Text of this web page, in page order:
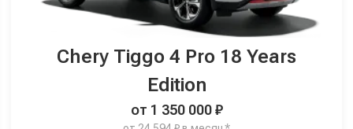
Chery Tiggo 4 Pro 18 Years
Edition
от 1 350 000 ₽